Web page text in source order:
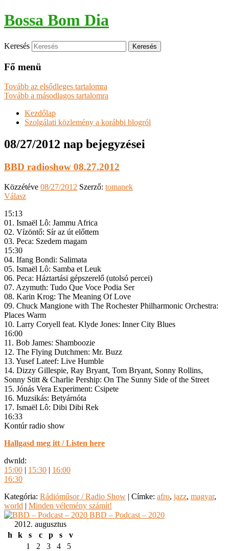
Bossa Bom Dia
Keresés
Fő menü
Tovább az elsődleges tartalomra
Tovább a másodlagos tartalomra
Kezdőlap
Szolgálati közlemény a korábbi blogról
08/27/2012 nap bejegyzései
BBD radioshow 08.27.2012
Közzétéve 08/27/2012 Szerző: tomanek
Válasz
15:13
01. Ismaël Lô: Jammu Africa
02. Vízöntő: Sír az út előttem
03. Peca: Szedem magam
15:30
04. Ifang Bondi: Salimata
05. Ismaël Lô: Samba et Leuk
06. Peca: Háztartási gépszerelő (utolsó percei)
07. Azymuth: Tudo Que Voce Podia Ser
08. Karin Krog: The Meaning Of Love
09. Chuck Mangione with The Rochester Philharmonic Orchestra:
Places Warm
10. Larry Coryell feat. Klyde Jones: Inner City Blues
16:00
11. Bob James: Shamboozie
12. The Flying Dutchmen: Mr. Buzz
13. Yusef Lateef: Live Humble
14. Dizzy Gillespie, Ray Bryant, Tom Bryant, Sonny Rollins,
Sonny Stitt & Charlie Pership: On The Sunny Side of the Street
15. Jónás Vera Experiment: Csipete
16. Muzsikás: Betyárnóta
17. Ismaël Lô: Dibi Dibi Rek
16:33
Kontúr radio show
Hallgasd meg itt / Listen here
dwnld:
15:00 | 15:30 | 16:00
16:30
Kategória: Rádióműsor / Radio Show | Címke: afro, jazz, magyar,
world | Minden vélemény számít!
BBD – Podcast – 2020
2012. augusztus
h
k s c p s
v
1
2 3 4
5